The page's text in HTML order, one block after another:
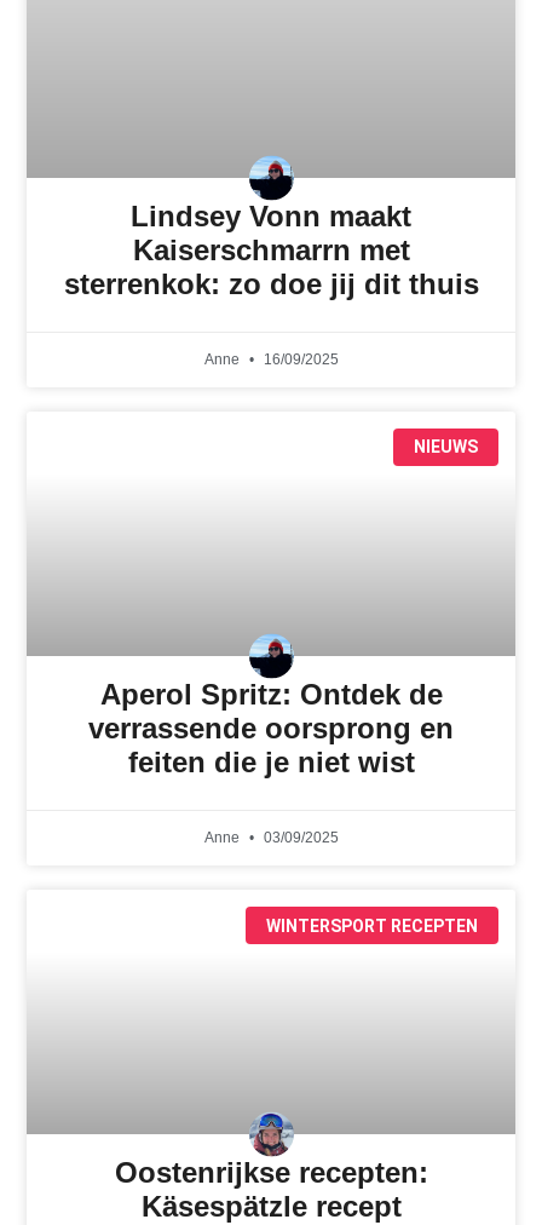
Lindsey Vonn maakt
Kaiserschmarrn met
sterrenkok: zo doe jij dit thuis
Anne 16/09/2025
NIEUWS
Aperol Spritz: Ontdek de
verrassende oorsprong en
feiten die je niet wist
Anne 03/09/2025
WINTERSPORT RECEPTEN
Oostenrijkse recepten:
Käsespätzle recept